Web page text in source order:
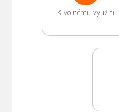
K volnému využití